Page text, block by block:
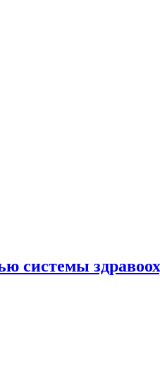
системы